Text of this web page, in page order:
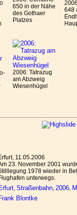
650 in der Nähe
des Gothaer
Platzes
648
2006: Tatrazug
am Abzweig
Wiesenhügel
11.05.2006
23. November 2001
1978 wieder in
unterwegs.
, Straßenbahn, 2006,
Blontke